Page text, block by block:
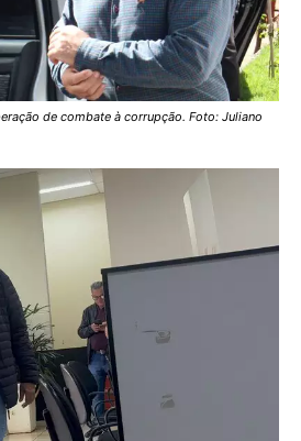
de combate à corrupção. Foto: Juliano